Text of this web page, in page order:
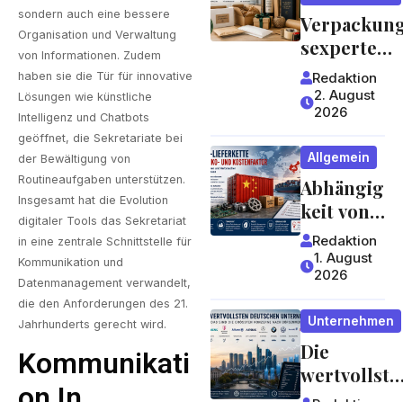
sondern auch eine bessere
Organisation und Verwaltung
von Informationen. Zudem
haben sie die Tür für innovative
Lösungen wie künstliche
Intelligenz und Chatbots
geöffnet, die Sekretariate bei
der Bewältigung von
Routineaufgaben unterstützen.
Insgesamt hat die Evolution
digitaler Tools das Sekretariat
in eine zentrale Schnittstelle für
Kommunikation und
Datenmanagement verwandelt,
die den Anforderungen des 21.
Jahrhunderts gerecht wird.
Kommunikati
entstehe
n und
worauf
Gäste
achten
sexperte
mit
jahrzehntel
anger
Erfahrung
ein Blick,
der sich
lohnt
Redaktion
2. August
2026
Allgemein
Abhängig
keit von
China:
Welche
Risiken
Lieferket
ten für
Unterneh
men und
Redaktion
1. August
2026
Unternehmen
Die
wertvollste